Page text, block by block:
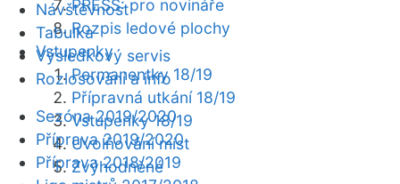
PRESS: pro novináře
Rozpis ledové plochy
Vstupenky
Permanentky 18/19
Přípravná utkání 18/19
Vstupenky 18/19
Uvolňování míst
Zvýhodněné
Návštěvnost
Tabulka
Výsledkový servis
Rozlosování a info
Sezóna 2019/2020
Příprava 2019/2020
Příprava 2018/2019